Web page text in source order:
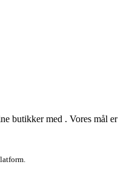
butikker med . Vores mål